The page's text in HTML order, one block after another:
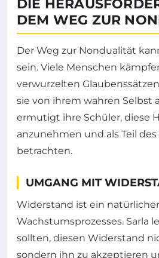
DIE
DEM WEG ZUR
Der Weg zur Nondualität
sein. Viele Menschen
verwurzelten
sie von ihrem wahren Selbst
ermutigt ihre Schüler, diese
anzunehmen und als Teil des
betrachten.
UMGANG MIT
Widerstand ist ein
Wachstumsprozesses. Sarla
sollten, diesen Widerstand
sondern ihn zu akzeptieren